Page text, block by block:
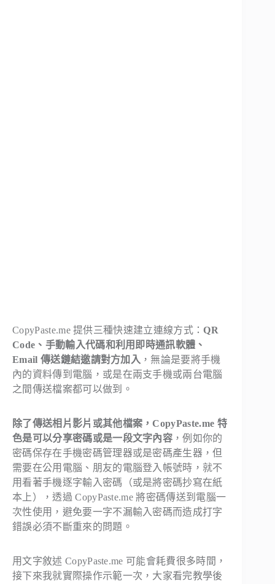
CopyPaste.me 提供三種快速建立連線方式：QR
Code、手動輸入代碼和利用即時通訊軟體、
Email 傳送鏈結邀請對方加入 ，無論是要將手機
內的資料傳到電腦，或是在兩支手機或兩台電腦
之間傳送檔案都可以做到。
除了傳送相片影片或其他檔案，CopyPaste.me 特
色是可以分享密碼或是一段文字內容 ，例如你的
密碼保存在手機密碼管理器或是密碼產生器，但
需要在公用電腦、朋友的電腦登入帳號時，就不
用看著手機逐字輸入密碼（或是將密碼抄寫在紙
本上），透過 CopyPaste.me 將密碼傳送到電腦一
次性使用，避免要一字不漏輸入密碼而造成打字
錯誤必須不斷重來的問題。
用文字敘述 CopyPaste.me 可能會耗費很多時間，
接下來我就實際操作示範一次，大家看完教學後